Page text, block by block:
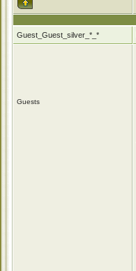
Guest_Guest_silver_*_*
Guests